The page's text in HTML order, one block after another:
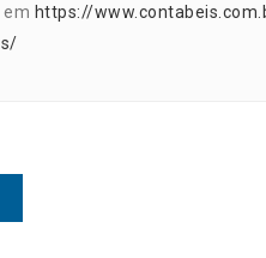
em https://